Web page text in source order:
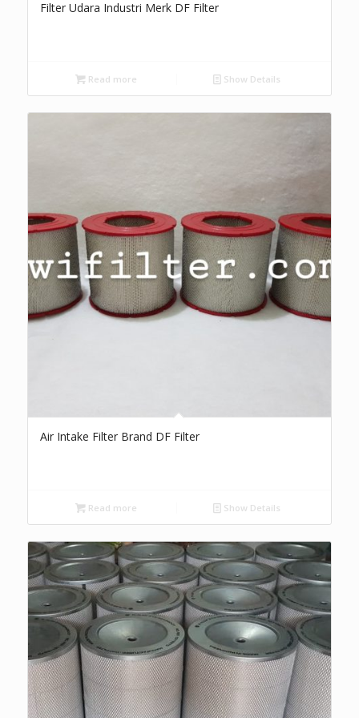
Filter Udara Industri Merk DF Filter
Read more Show Details
Air Intake Filter Brand DF Filter
Read more Show Details